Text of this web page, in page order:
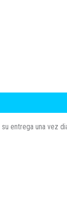
entrega una vez